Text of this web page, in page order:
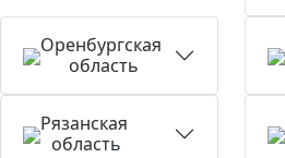
Оренбургская
область
Рязанская
область